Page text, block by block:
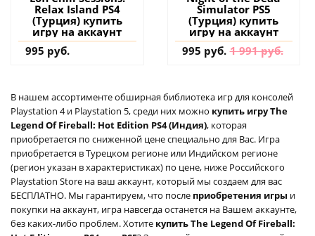
Relax Island PS4
(Турция) купить
игру на аккаунт
995 руб.
Simulator PS5
(Турция) купить
игру на аккаунт
995 руб. 1 991 руб.
В нашем ассортименте обширная библиотека игр для консолей
Playstation 4 и Playstation 5, среди них можно купить игру The
Legend Of Fireball: Hot Edition PS4 (Индия), которая
приобретается по сниженной цене специально для Вас. Игра
приобретается в Турецком регионе или Индийском регионе
(регион указан в характеристиках) по цене, ниже Российского
Playstation Store на ваш аккаунт, который мы создаем для вас
БЕСПЛАТНО. Мы гарантируем, что после приобретения игры и
покупки на аккаунт, игра навсегда останется на Вашем аккаунте,
без каких-либо проблем. Хотите купить The Legend Of Fireball: